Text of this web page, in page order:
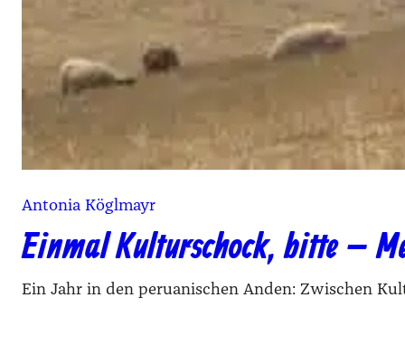
Antonia Köglmayr
Einmal Kulturschock, bitte –
Ein Jahr in den peruanischen Anden: Zwischen